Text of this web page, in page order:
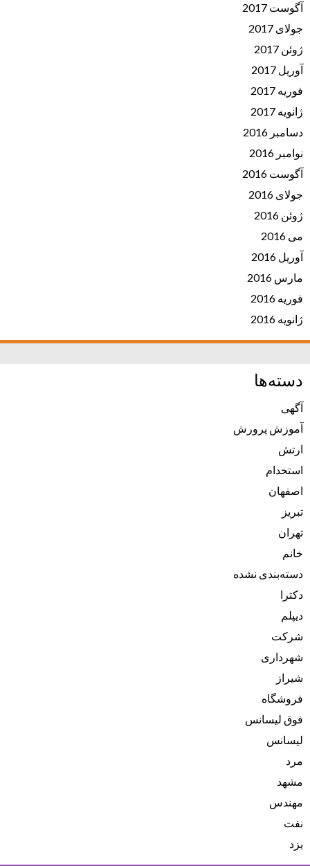
آگوست 2017
جولای 2017
ژوئن 2017
آوریل 2017
فوریه 2017
ژانویه 2017
دسامبر 2016
نوامبر 2016
آگوست 2016
جولای 2016
ژوئن 2016
می 2016
آوریل 2016
مارس 2016
فوریه 2016
ژانویه 2016
دسته‌ها
آگهی
آموزش پرورش
ارتش
استخدام
اصفهان
تبریز
تهران
خانم
دسته‌بندی نشده
دکترا
دیپلم
شرکت
شهرداری
شیراز
فروشگاه
فوق لیسانس
لیسانس
مرد
مشهد
مهندس
نفت
یزد